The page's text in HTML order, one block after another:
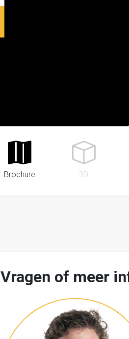
Brochure 3D
Vragen of meer